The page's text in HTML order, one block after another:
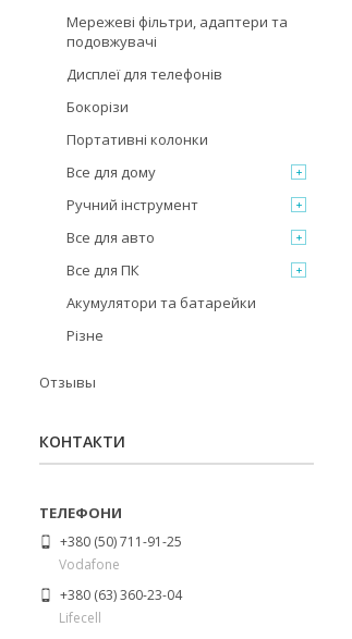
Мережеві фільтри, адаптери та
подовжувачі
Дисплеї для телефонів
Бокорізи
Портативні колонки
Все для дому
Ручний інструмент
Все для авто
Все для ПК
Акумулятори та батарейки
Різне
Отзывы
КОНТАКТИ
+380 (50) 711-91-25
Vodafone
+380 (63) 360-23-04
Lifecell